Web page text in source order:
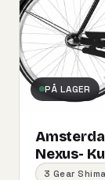
PÅ LAGER
Nexus-
3 Gear